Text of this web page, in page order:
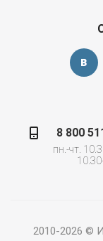
8 800
пн.-чт.
2010-2026 ©